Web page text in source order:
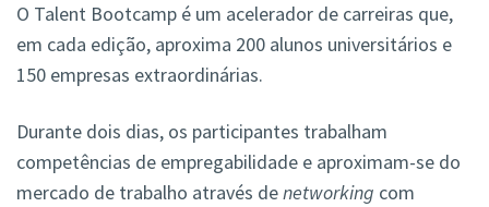
O Talent Bootcamp é um acelerador de carreiras que,
em cada edição, aproxima 200 alunos universitários e
150 empresas extraordinárias.
Durante dois dias, os participantes trabalham
competências de empregabilidade e aproximam-se do
mercado de trabalho através denetworking com